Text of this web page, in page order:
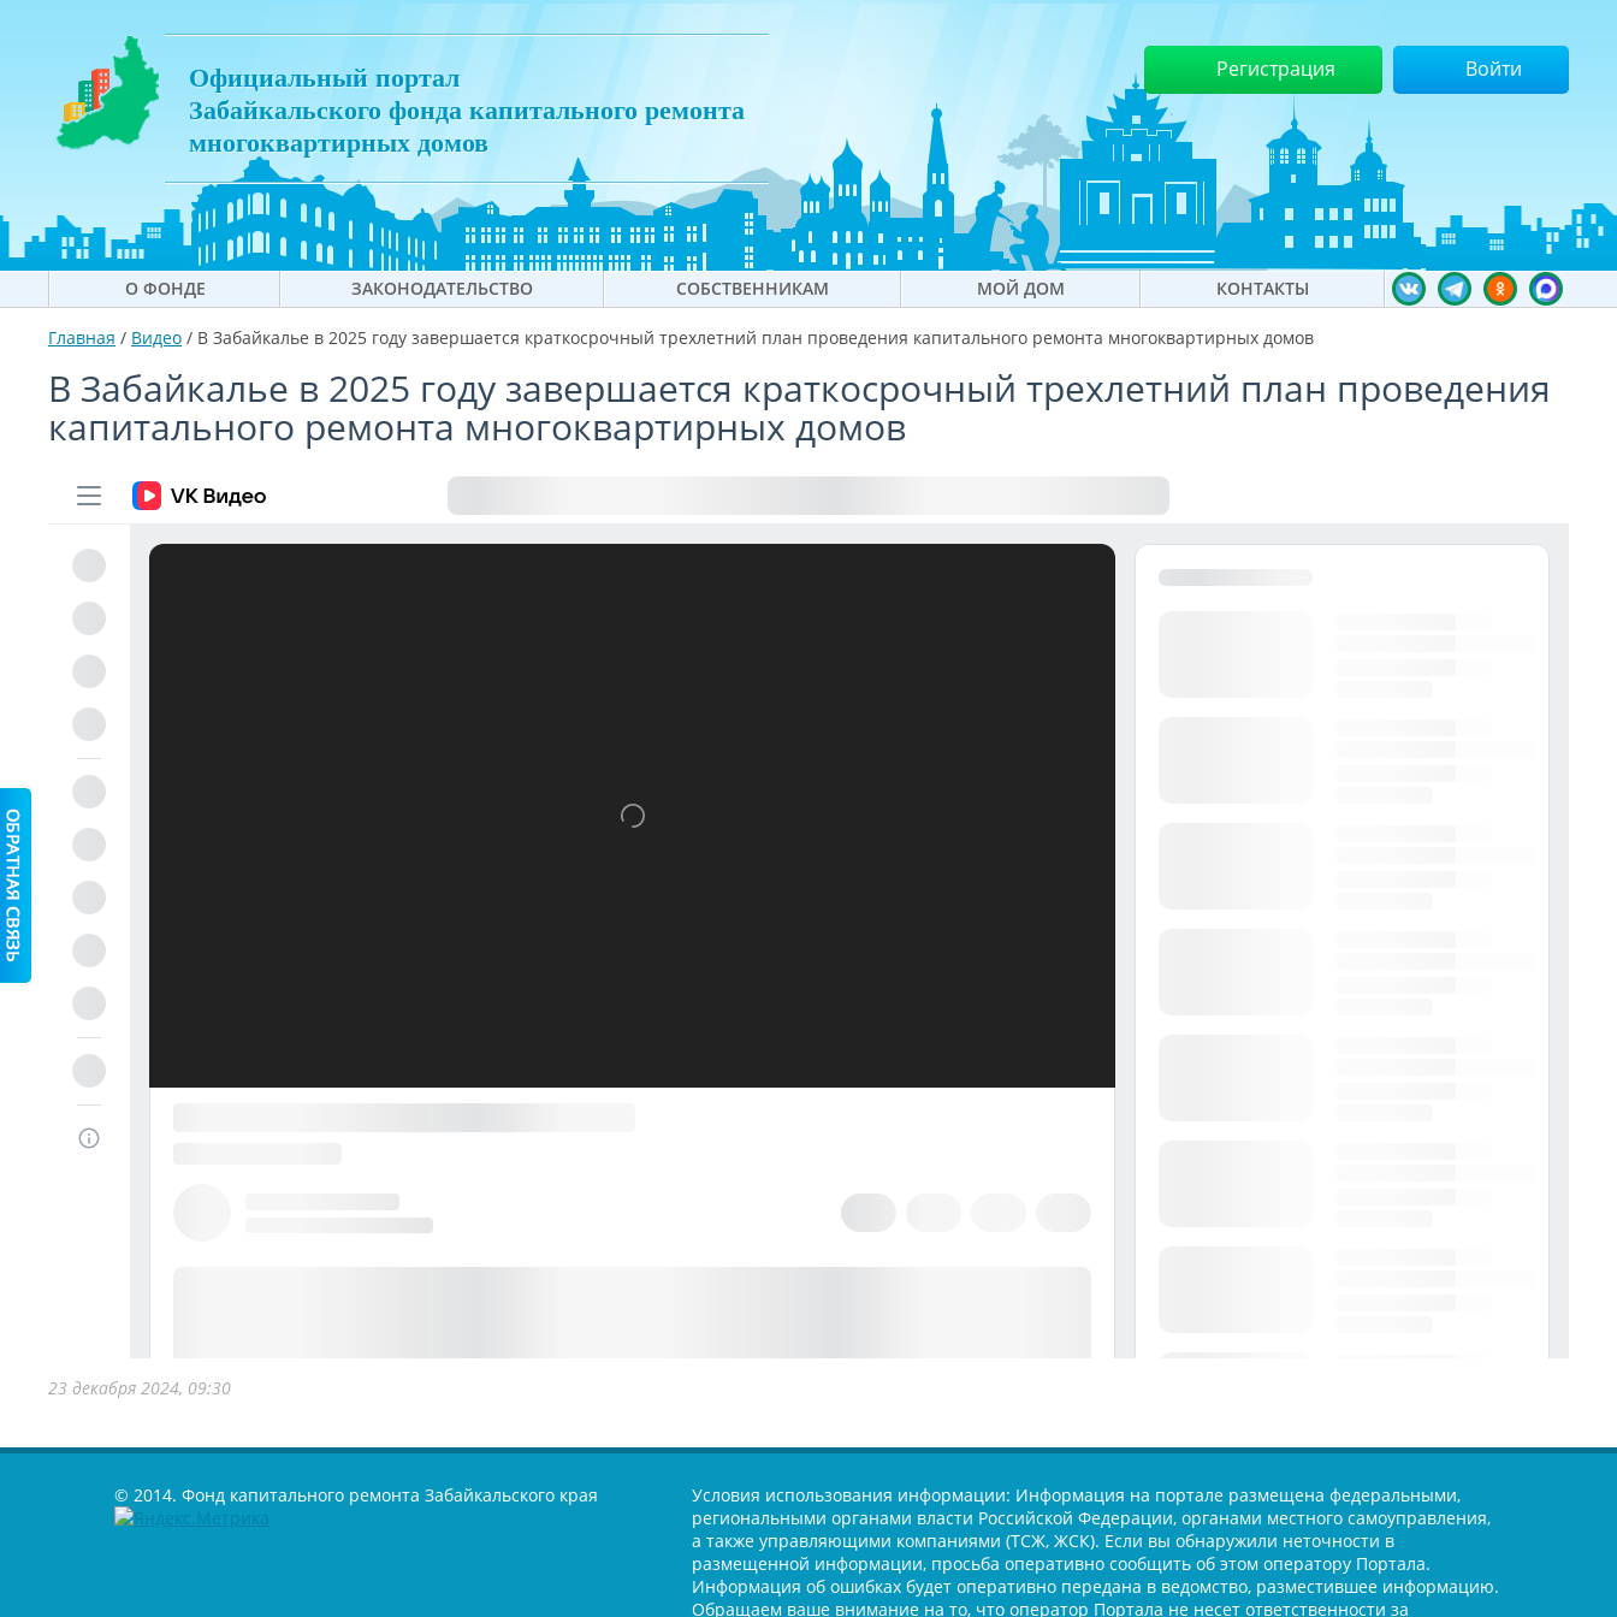
Официальный портал
Забайкальского фонда капитального ремонта
многоквартирных домов
Регистрация Войти
О ФОНДЕ ЗАКОНОДАТЕЛЬСТВО СОБСТВЕННИКАМ МОЙ ДОМ КОНТАКТЫ
Главная / Видео / В Забайкалье в 2025 году завершается краткосрочный трехлетний план проведения капитального ремонта многоквартирных домов
В Забайкалье в 2025 году завершается краткосрочный трехлетний план проведения
капитального ремонта многоквартирных домов
23 декабря 2024, 09:30
© 2014. Фонд капитального ремонта Забайкальского края Условия использования информации: Информация на портале размещена федеральными,
региональными органами власти Российской Федерации, органами местного самоуправления,
а также управляющими компаниями (ТСЖ, ЖСК). Если вы обнаружили неточности в
размещенной информации, просьба оперативно сообщить об этом оператору Портала.
Информация об ошибках будет оперативно передана в ведомство, разместившее информацию.
Обращаем ваше внимание на то, что оператор Портала не несет ответственности за